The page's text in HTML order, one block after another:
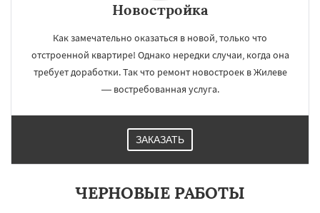
Работаем по
регионам
×
Запрудная Заречье
Измайлово Икша
Нахабино Некрасовское
Новостройка
Как замечательно оказаться в новой, только что
отстроенной квартире! Однако нередки случаи, когда она
требует доработки. Так что ремонт новостроек в Жилеве
— востребованная услуга.
ЗАКАЗАТЬ
ЧЕРНОВЫЕ РАБОТЫ
УЗНАТЬ ПОДРОБНЕЕ ×
Даю согласие на обработку персональных данных